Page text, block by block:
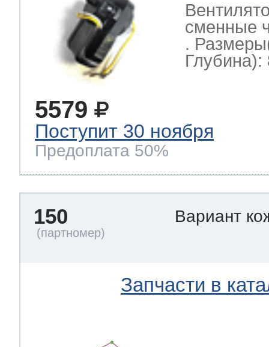
сменные
.
Глубина):
5579
Поступит 30 ноября
Предоплата 50%
150 Вариант
Запчасти в